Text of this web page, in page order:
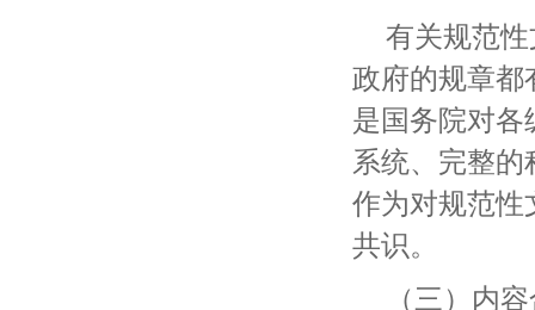
有关规范
政府的规章都
是国务院对各
系统、完整
作为对规范性
共识。
（三）内